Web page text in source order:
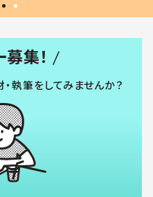
集！
執筆をしてみませんか？